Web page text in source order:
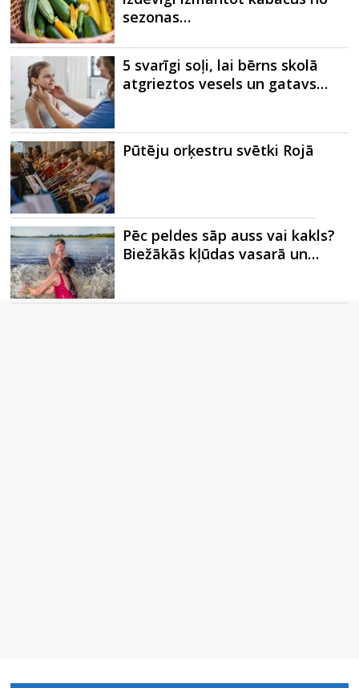
sezonas…
5 svarīgi soļi, lai bērns skolā
atgrieztos vesels un gatavs…
Pūtēju orķestru svētki Rojā
Pēc peldes sāp auss vai kakls?
Biežākās kļūdas vasarā un…